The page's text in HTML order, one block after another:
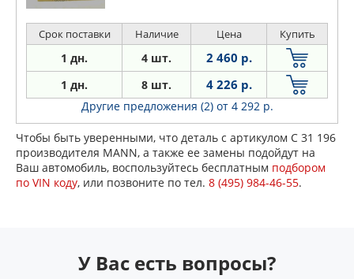
Срок поставки Наличие Цена Купить
1 дн. 4 шт. 2 460 р.
1 дн. 8 шт. 4 226 р.
Другие предложения (2) от 4 292 р.
Чтобы быть уверенными, что деталь с артикулом C 31 196
производителя MANN, а также ее замены подойдут на
Ваш автомобиль, воспользуйтесь бесплатным подбором
по VIN коду, или позвоните по тел. 8 (495) 984-46-55.
У Вас есть вопросы?